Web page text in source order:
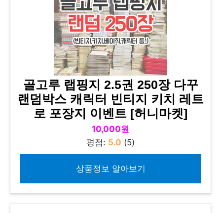
골고루 랩핑지 2.5권 250장 다꾸
랜덤박스 캐릭터 빈티지 키치 레트
로 포장지 이벤트 [허니마켓]
10,000원
평점: 5.0 (5)
상품정보 알아보기